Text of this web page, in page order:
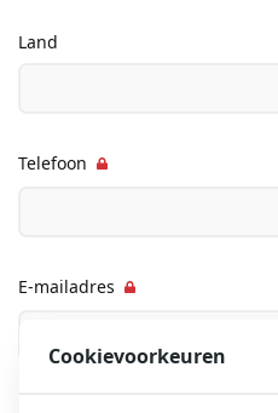
Land
Telefoon
E-mailadres
Cookievoorkeuren